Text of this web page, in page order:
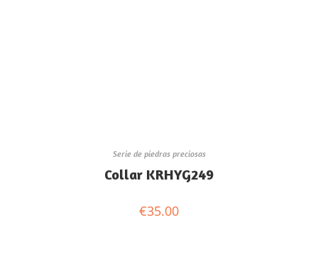
Serie de piedras preciosas
Collar KRHYG249
€35.00